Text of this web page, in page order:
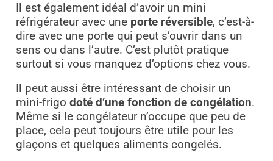
Il est également idéal d’avoir un mini
réfrigérateur avec une porte réversible, c’est-à-
dire avec une porte qui peut s’ouvrir dans un
sens ou dans l’autre. C’est plutôt pratique
surtout si vous manquez d’options chez vous.
Il peut aussi être intéressant de choisir un
mini-frigo doté d’une fonction de congélation.
Même si le congélateur n’occupe que peu de
place, cela peut toujours être utile pour les
glaçons et quelques aliments congelés.